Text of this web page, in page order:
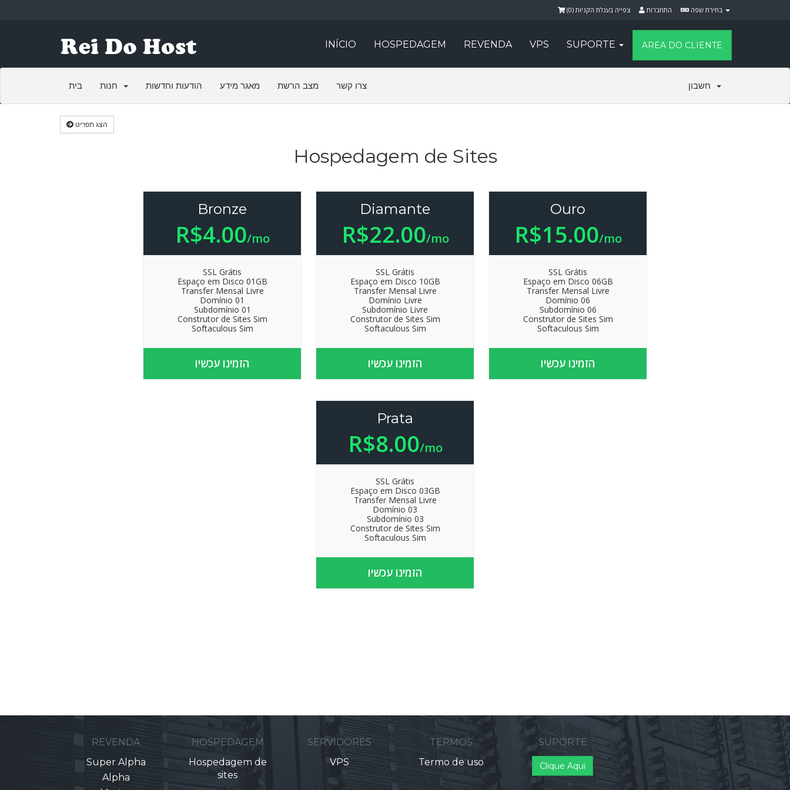
התחברות צפייה בעגלת הקניות (0
)
INÍCIO HOSPEDAGEM REVENDA VPS SUPORTE AREA DO CLIENTE
בית הודעות וחדשות מאגר מידע מצב הרשת צרו קשר
הצג תפריט
Hospedagem de Sites
Bronze
R$4.00/mo
SSL Grátis
Espaço em Disco 01GB
Transfer Mensal Livre
Domínio 01
Subdomínio 01
Construtor de Sites Sim
Softaculous Sim
הזמינו עכשיו
Diamante
R$22.00/mo
SSL Grátis
Espaço em Disco 10GB
Transfer Mensal Livre
Domínio Livre
Subdomínio Livre
Construtor de Sites Sim
Softaculous Sim
הזמינו עכשיו
Ouro
R$15.00/mo
SSL Grátis
Espaço em Disco 06GB
Transfer Mensal Livre
Domínio 06
Subdomínio 06
Construtor de Sites Sim
Softaculous Sim
הזמינו עכשיו
Prata
R$8.00/mo
SSL Grátis
Espaço em Disco 03GB
Transfer Mensal Livre
Domínio 03
Subdomínio 03
Construtor de Sites Sim
Softaculous Sim
הזמינו עכשיו
REVENDA
Super Alpha
Alpha
HOSPEDAGEM
Hospedagem de
sites
SERVIDORES
VPS
TERMOS
Termo de uso
SUPORTE
Clique Aqui